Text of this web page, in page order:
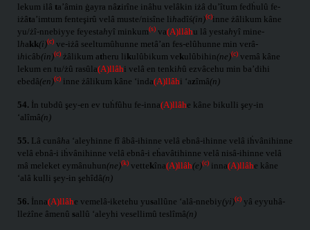
lekum ilâ ta’âmin ġayra nâzirîne inâhu velâkin iżâ du’îtum fedḣulû fe-
iżâta’imtum fenteşirû velâ muste/nisîne li hadîś(in)(c)inne żâlikum kâne
yu/żî-nnebiyye feyestahyî minkum(s)va(A)llâhu lâ yestahyî mine-
l hakk(i)(c)ve-iżâ seeltumûhunne metâ’an fes-elûhunne min verâ-
i hicâb(in)(c)żâlikum atheru li kulûbikum vekulûbihin(ne)(c)vemâ kâne
lekum en tu/żû rasûla(A)llâhi velâ en tenki hû ezvâcehu min ba’dihi
ebedâ(en)(c)inne żâlikum kâne ‘inda(A)llâhi ‘azîmâ(n)
54. İn tubdû şey-en ev tuḣfûhu fe-inna(A)llâhe kâne bikulli şey-in
‘alîmâ(n)
55. Lâ cunâha ‘aleyhinne fî âbâ-ihinne velâ ebnâ-ihinne velâ iḣvânihinne
velâ ebnâ-i iḣvânihinne velâ ebnâ-i eḣavâtihinne velâ nisâ-ihinne velâ
mâ meleket eymânuhun(ne)(k)vettekîna(A)llâh(e)(c)inna(A)llâhe kâne
‘alâ kulli şey-in şehîdâ(n)
56. İnna(A)llâhe vemelâ-iketehu yusallûne ‘alâ-nnebiy(yi)(c)yâ eyyuhâ-
lleżîne âmenû sallû ‘aleyhi vesellimû teslîmâ(n)